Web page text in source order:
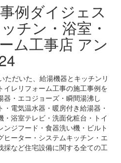
例ダイジェス
チン・浴室・
ム工事店 アン
ただいた、給湯機器とキッチンリ
イレリフォーム工事の施工事例を
・エコジョーズ・瞬間湯沸し
電気温水器・暖房付き給湯器・
浴室テレビ・洗面化粧台・トイ
ジフード・食器洗い機・ビルト
ヒーター・システムキッチン・エ
採など住宅設備に関する全ての工